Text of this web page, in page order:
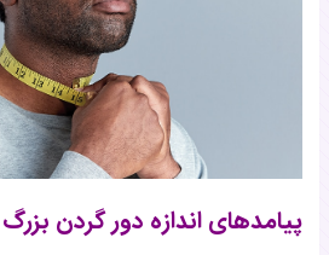
پیامدهای اندازه دور گردن بزرگ